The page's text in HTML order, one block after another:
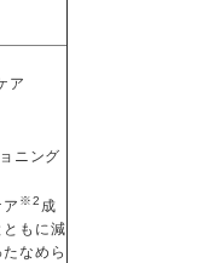
ア
ニング
※2 成
もに減
なめら